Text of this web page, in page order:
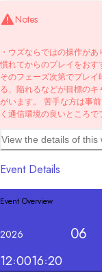
Notes
・ウズならではの操作が
慣れてからのプレイをおす
そのフェーズ次第でプレ
る、陥れるなどが目標の
がいます。 苦手な方は事
く通信環境の良いところで
View the details of this
Event Details
Event Overview
2026 06
12 0016 20